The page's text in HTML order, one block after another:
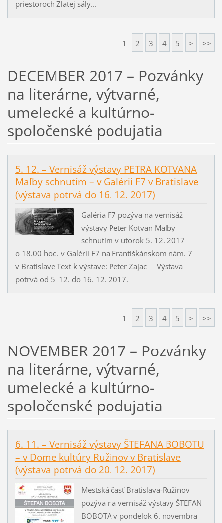
priestoroch Zlatej sály...
1 2 3 4 5 > >>
DECEMBER 2017 – Pozvánky
na literárne, výtvarné,
umelecké a kultúrno-
spoločenské podujatia
5. 12. – Vernisáž výstavy PETRA KOTVANA
Maľby schnutím – v Galérii F7 v Bratislave
(výstava potrvá do 16. 12. 2017)
Galéria F7 pozýva na vernisáž
výstavy Peter Kotvan Maľby
schnutím v utorok 5. 12. 2017
o 18.00 hod. v Galérii F7 na Františkánskom nám. 7
v Bratislave Text k výstave: Peter Zajac Výstava
potrvá od 5. 12. do 16. 12. 2017.
1 2 3 4 5 > >>
NOVEMBER 2017 – Pozvánky
na literárne, výtvarné,
umelecké a kultúrno-
spoločenské podujatia
6. 11. – Vernisáž výstavy ŠTEFANA BOBOTU
– v Dome kultúry Ružinov v Bratislave
(výstava potrvá do 20. 12. 2017)
Mestská časť Bratislava-Ružinov
pozýva na vernisáž výstavy ŠTEFAN
BOBOTA v pondelok 6. novembra